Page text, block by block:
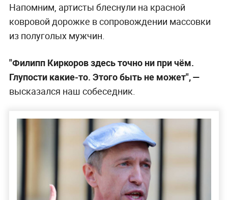
Напомним, артисты блеснули на красной
ковровой дорожке в сопровождении массовки
из полуголых мужчин.
"Филипп Киркоров здесь точно ни при чём.
Глупости какие-то. Этого быть не может", —
высказался наш собеседник.